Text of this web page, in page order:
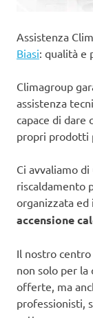
Assistenza
Biasi: qualità e
Climagroup
assistenza
capace di dare
propri prodotti
Ci avvaliamo
riscaldamento
organizzata
accensione
Il nostro
non solo per
offerte, ma
professionisti,